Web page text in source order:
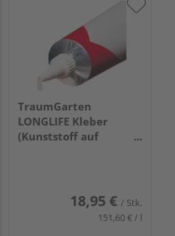
TraumGarten
LONGLIFE Kleber
(Kunststoff auf
18,95 € / Stk.
151,60 € / l